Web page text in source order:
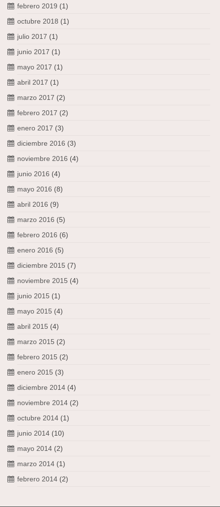
febrero 2019 (1)
octubre 2018 (1)
julio 2017 (1)
junio 2017 (1)
mayo 2017 (1)
abril 2017 (1)
marzo 2017 (2)
febrero 2017 (2)
enero 2017 (3)
diciembre 2016 (3)
noviembre 2016 (4)
junio 2016 (4)
mayo 2016 (8)
abril 2016 (9)
marzo 2016 (5)
febrero 2016 (6)
enero 2016 (5)
diciembre 2015 (7)
noviembre 2015 (4)
junio 2015 (1)
mayo 2015 (4)
abril 2015 (4)
marzo 2015 (2)
febrero 2015 (2)
enero 2015 (3)
diciembre 2014 (4)
noviembre 2014 (2)
octubre 2014 (1)
junio 2014 (10)
mayo 2014 (2)
marzo 2014 (1)
febrero 2014 (2)